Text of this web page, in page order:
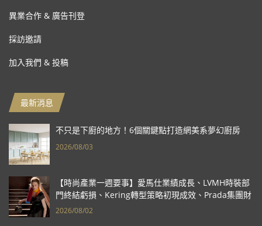
異業合作 & 廣告刊登
採訪邀請
加入我們 & 投稿
最新消息
不只是下廚的地方！6個關鍵點打造網美系夢幻廚房
2026/08/03
【時尚產業一週要事】愛馬仕業績成長、LVMH時裝部
門終結虧損、Kering轉型策略初現成效、Prada集團財
報亮眼
2026/08/02